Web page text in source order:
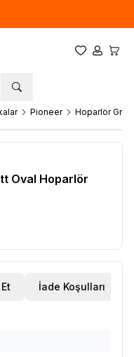
Favorilerim
Hesabım
Pioneer Hoparlör
Oval Hoparlör
İade Koşulları